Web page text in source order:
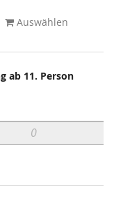
Auswählen
ab 11. Person